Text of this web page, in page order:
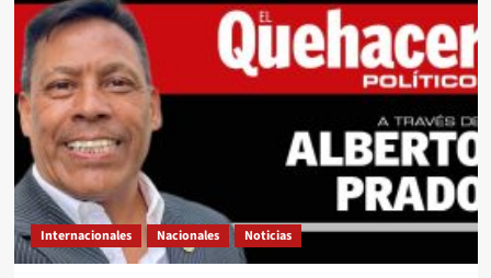
Internacionales Nacionales Noticias